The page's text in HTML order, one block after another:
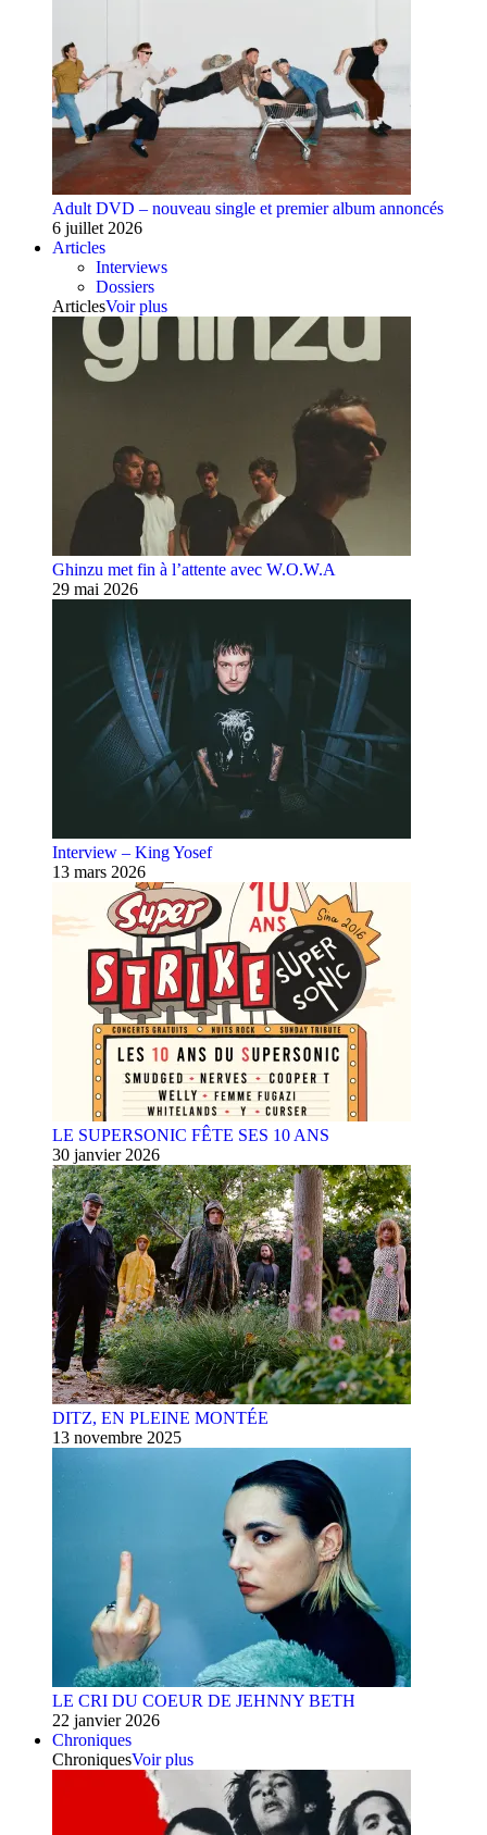
Adult DVD – nouveau single et premier album annoncés
6 juillet 2026
Articles
Interviews
Dossiers
ArticlesVoir plus
Ghinzu met fin à l’attente avec W.O.W.A
29 mai 2026
Interview – King Yosef
13 mars 2026
LE SUPERSONIC FÊTE SES 10 ANS
30 janvier 2026
DITZ, EN PLEINE MONTÉE
13 novembre 2025
LE CRI DU COEUR DE JEHNNY BETH
22 janvier 2026
Chroniques
ChroniquesVoir plus